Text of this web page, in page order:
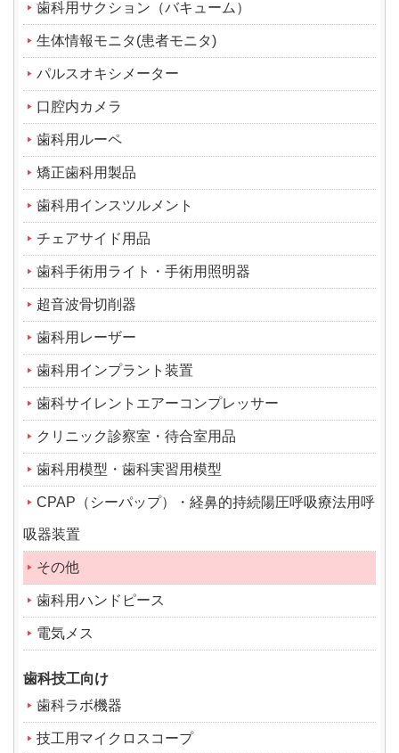
歯科用サクション（バキューム）
生体情報モニタ(患者モニタ)
パルスオキシメーター
口腔内カメラ
歯科用ルーペ
矯正歯科用製品
歯科用インスツルメント
チェアサイド用品
歯科手術用ライト・手術用照明器
超音波骨切削器
歯科用レーザー
歯科用インプラント装置
歯科サイレントエアーコンプレッサー
クリニック診察室・待合室用品
歯科用模型・歯科実習用模型
CPAP（シーパップ）・経鼻的持続陽圧呼吸療法用呼
吸器装置
その他
歯科用ハンドピース
電気メス
歯科技工向け
歯科ラボ機器
技工用マイクロスコープ